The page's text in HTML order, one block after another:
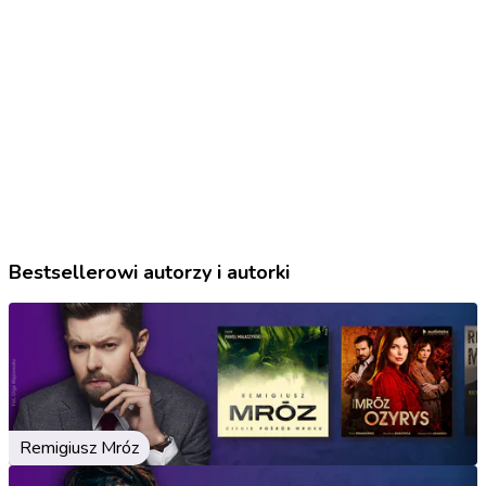
Bestsellerowi autorzy i autorki
Remigiusz Mróz